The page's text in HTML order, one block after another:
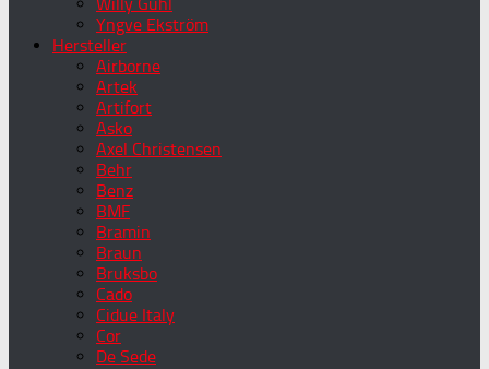
Yngve Ekström
Hersteller
Airborne
Artek
Artifort
Asko
Axel Christensen
Behr
Benz
BMF
Bramin
Braun
Bruksbo
Cado
Cidue Italy
Cor
De Sede